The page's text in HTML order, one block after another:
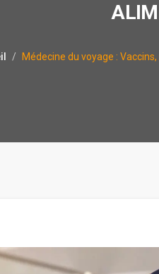
Médecine du voyage :